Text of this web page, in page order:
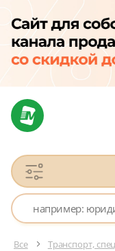
Все Транспорт,